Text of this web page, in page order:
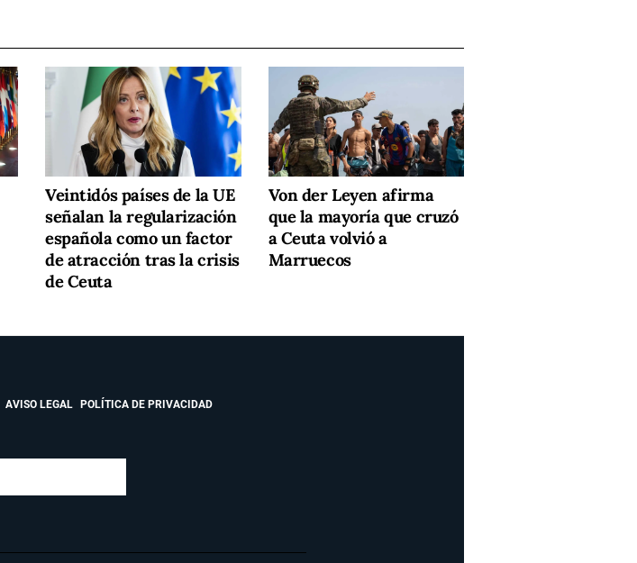
Veintidós países de la UE
señalan la regularización
española como un factor
de atracción tras la crisis
de Ceuta
Von der Leyen afirma
que la mayoría que cruzó
a Ceuta volvió a
Marruecos
AVISO LEGAL POLÍTICA DE PRIVACIDAD